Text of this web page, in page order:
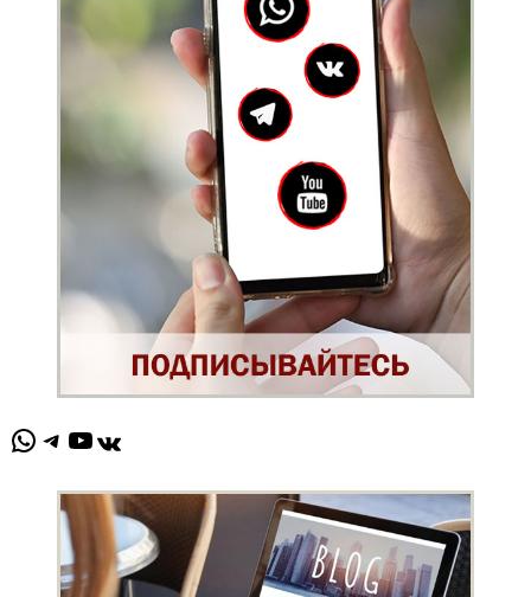
WhatsApp Telegram YouTube ВКонтакте